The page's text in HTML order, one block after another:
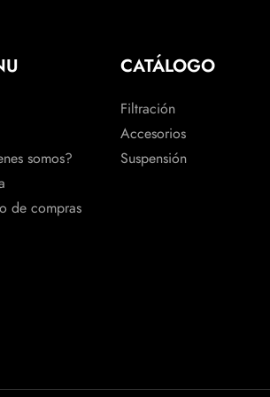
somos?
de compras
CATÁLOGO
Filtración
Accesorios
Suspensión